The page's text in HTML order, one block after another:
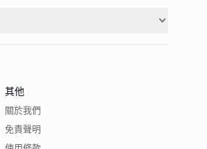
其他
關於我們
免責聲明